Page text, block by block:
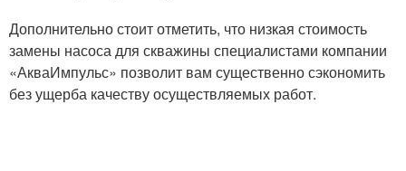
Дополнительно стоит отметить, что низкая стоимость
замены насоса для скважины специалистами компании
«АкваИмпульс» позволит вам существенно сэкономить
без ущерба качеству осуществляемых работ.